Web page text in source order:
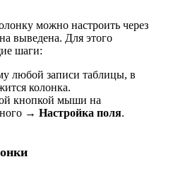
можно настроить через
выведена. Для этого
шаги:
любой записи таблицы, в
колонка.
кнопкой мыши на
→ Настройка поля.